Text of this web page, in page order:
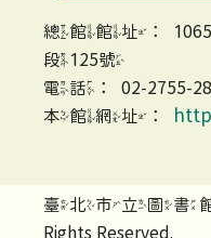
總館館址：
段125號
電話：02-2755-
本館網址：
臺北市立圖書
Rights Reserved.